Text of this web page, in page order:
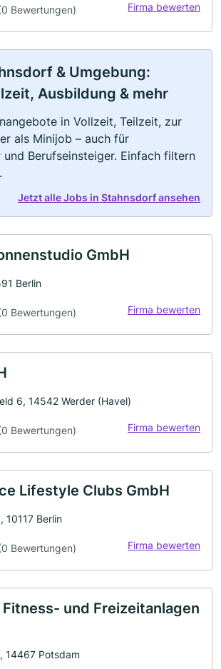
Bewertungen) Firma bewerten
& Umgebung:
Ausbildung & mehr
in Vollzeit, Teilzeit, zur
als Minijob – auch für
und Berufseinsteiger. Einfach filtern
Jetzt alle Jobs in Stahnsdorf ansehen
GmbH
Berlin
Bewertungen) Firma bewerten
6, 14542 Werder (Havel)
Bewertungen) Firma bewerten
Lifestyle Clubs GmbH
10117 Berlin
Bewertungen) Firma bewerten
und Freizeitanlagen
14467 Potsdam